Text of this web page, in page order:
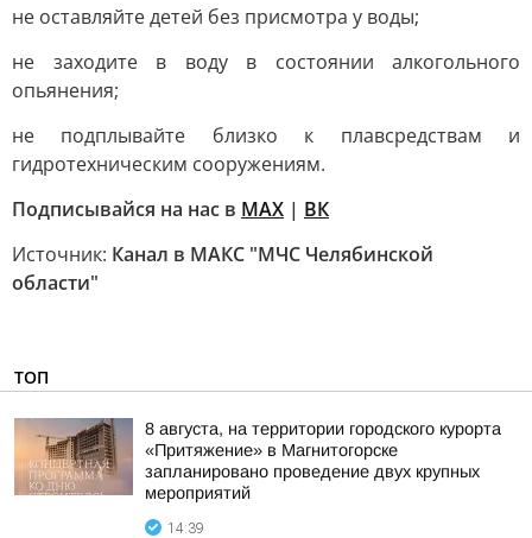
не оставляйте детей без присмотра у воды;
не заходите в воду в состоянии алкогольного
опьянения;
не подплывайте близко к плавсредствам и
гидротехническим сооружениям.
Подписывайся на нас в MAX | ВК
Источник: Канал в МАКС "МЧС Челябинской
области"
ТОП
8 августа, на территории городского курорта
«Притяжение» в Магнитогорске
запланировано проведение двух крупных
мероприятий
14:39